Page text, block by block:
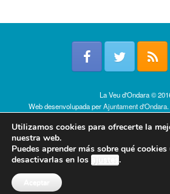
La Veu d'Ondara ©
Web desenvolupada perAjuntament d'Ondara
Utilizamos cookies para ofrecerte la
nuestra web.
Puedes aprender más sobre qué
desactivarlas en los ajustes.